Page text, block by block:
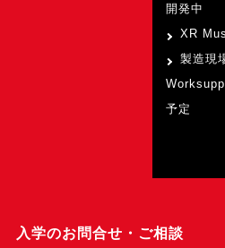
開発中
XR
製造現
予定
入学のお問合せ・ご相談